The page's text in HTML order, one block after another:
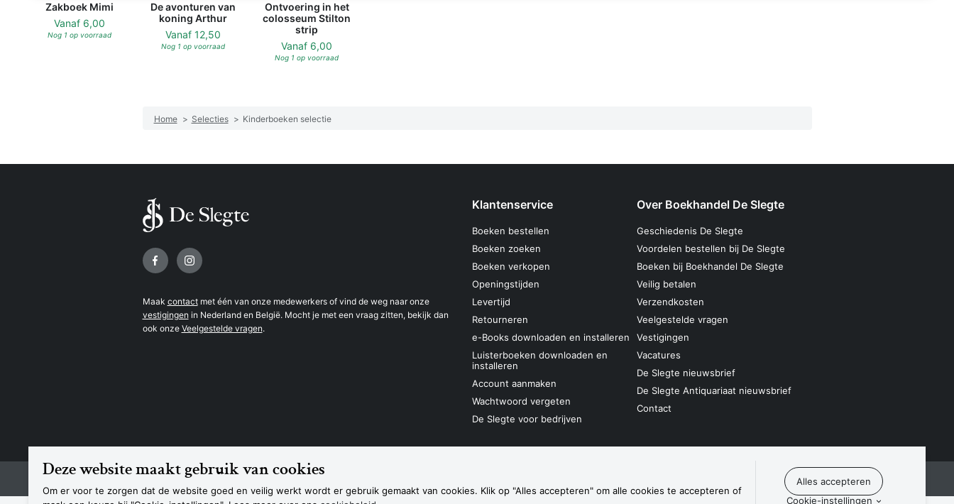
Deze website maakt gebruik van cookies
Om er voor te zorgen dat de website goed en veilig werkt wordt er gebruik gemaakt van cookies. Klik op "Alles accepteren" om alle cookies te accepteren of
Cookie-instellingen
Zakboek Mimi
Vanaf 6,00
Nog 1 op voorraad
De avonturen van
koning Arthur
Vanaf 12,50
Nog 1 op voorraad
Ontvoering in het
colosseum Stilton
strip
Vanaf 6,00
Nog 1 op voorraad
Home > Selecties > Kinderboeken selectie
Volg ons op
Maak contactmet één van onze medewerkers of vind de weg naar onze
vestigingen in Nederland en België. Mocht je met een vraag zitten, bekijk dan
ook onze Veelgestelde vragen.
Klantenservice
Boeken bestellen
Boeken zoeken
Boeken verkopen
Openingstijden
Levertijd
Retourneren
e-Books downloaden en installeren
Luisterboeken downloaden en
installeren
Account aanmaken
Wachtwoord vergeten
De Slegte voor bedrijven
Over Boekhandel De Slegte
Geschiedenis De Slegte
Voordelen bestellen bij De Slegte
Boeken bij Boekhandel De Slegte
Veilig betalen
Verzendkosten
Veelgestelde vragen
Vestigingen
Vacatures
De Slegte nieuwsbrief
De Slegte Antiquariaat nieuwsbrief
Contact
Navigatie
Contact
© 2026 Boekhandel De Slegte